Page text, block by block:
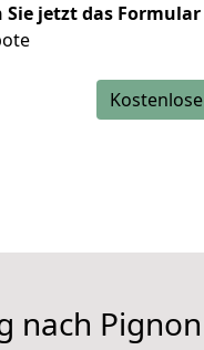
Sie jetzt das
nach Pignon